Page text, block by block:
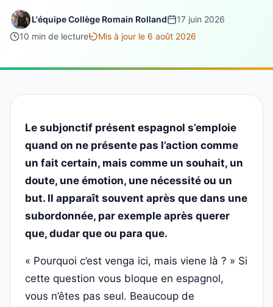
L'équipe Collège Romain Rolland
17 juin 2026
10 min de lecture
Mis à jour le 6 août 2026
Le subjonctif présent espagnol s’emploie
quand on ne présente pas l’action comme
un fait certain, mais comme un souhait, un
doute, une émotion, une nécessité ou un
but. Il apparaît souvent après que dans une
subordonnée, par exemple après querer
que, dudar que ou para que.
« Pourquoi c’est venga ici, mais viene là ? » Si
cette question vous bloque en espagnol,
vous n’êtes pas seul. Beaucoup de